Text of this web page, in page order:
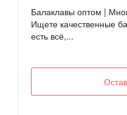
Балаклавы оптом |
Ищете качественные
есть всё,...